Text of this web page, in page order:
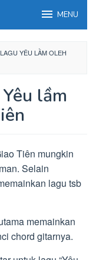
MENU
YÊU LẦM OLEH
lầm
Tiên mungkin
Selain
lagu tsb
memainkan
chord gitarnya.